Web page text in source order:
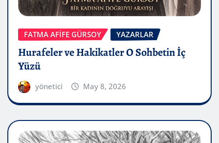
FATMA AFİFE GÜRSOY YAZARLAR
Hurafeler ve Hakikatler O Sohbetin İç
Yüzü
yönetici May 8, 2026